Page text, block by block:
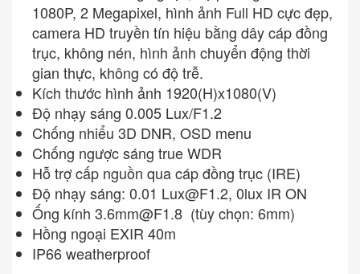
1080P, 2 Megapixel, hình ảnh Full HD cực đẹp,
camera HD truyền tín hiệu bằng dây cáp đồng
trục, không nén, hình ảnh chuyển động thời
gian thực, không có độ trễ.
Kích thước hình ảnh 1920(H)x1080(V)
Độ nhạy sáng 0.005 Lux/F1.2
Chống nhiểu 3D DNR, OSD menu
Chống ngược sáng true WDR
Hỗ trợ cấp nguồn qua cáp đồng trục (IRE)
Độ nhạy sáng: 0.01 Lux@F1.2, 0lux IR ON
Ống kính 3.6mm@F1.8 (tùy chọn: 6mm)
Hồng ngoại EXIR 40m
IP66 weatherproof